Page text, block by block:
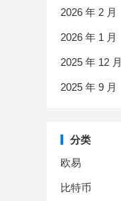
2026 年 2 月
2026 年 1 月
2025 年 12 月
2025 年 9 月
分类
欧易
比特币